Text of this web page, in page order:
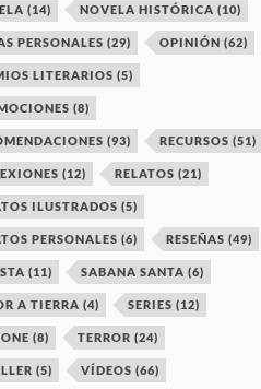
(14) NOVELA HISTÓRICA (10)
PERSONALES (29) OPINIÓN (62)
LITERARIOS (5)
(8)
(93) RECURSOS (51)
(12) RELATOS (21)
ILUSTRADOS (5)
PERSONALES (6) RESEÑAS (49)
(11) SABANA SANTA (6)
A TIERRA (4) SERIES (12)
(8) TERROR (24)
(5) VÍDEOS (66)